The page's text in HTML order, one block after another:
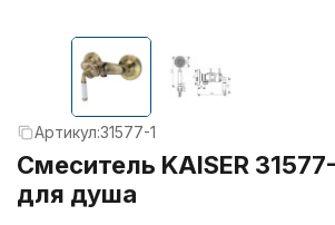
Артикул:31577-1
Смеситель KAISER
для душа